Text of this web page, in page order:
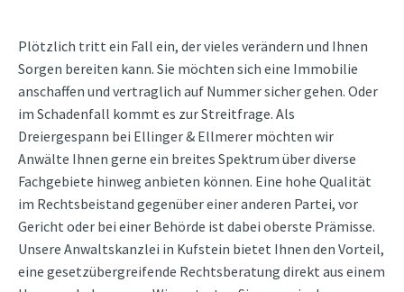
Plötzlich tritt ein Fall ein, der vieles verändern und Ihnen
Sorgen bereiten kann. Sie möchten sich eine Immobilie
anschaffen und vertraglich auf Nummer sicher gehen. Oder
im Schadenfall kommt es zur Streitfrage. Als
Dreiergespann bei Ellinger & Ellmerer möchten wir
Anwälte Ihnen gerne ein breites Spektrum über diverse
Fachgebiete hinweg anbieten können. Eine hohe Qualität
im Rechtsbeistand gegenüber einer anderen Partei, vor
Gericht oder bei einer Behörde ist dabei oberste Prämisse.
Unsere Anwaltskanzlei in Kufstein bietet Ihnen den Vorteil,
eine gesetzübergreifende Rechtsberatung direkt aus einem